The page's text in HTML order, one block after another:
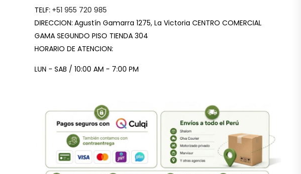
TELF: +51 955 720 985
DIRECCION: Agustín Gamarra 1275, La Victoria CENTRO COMERCIAL
GAMA SEGUNDO PISO TIENDA 304
HORARIO DE ATENCION:
LUN - SAB / 10:00 AM - 7:00 PM